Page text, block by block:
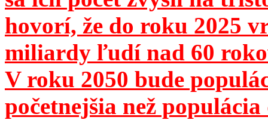
hovorí, že do roku 2025
miliardy ľudí nad 60
V roku 2050 bude
početnejšia než